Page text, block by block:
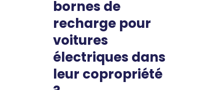
bornes de
recharge pour
voitures
électriques dans
leur copropriété